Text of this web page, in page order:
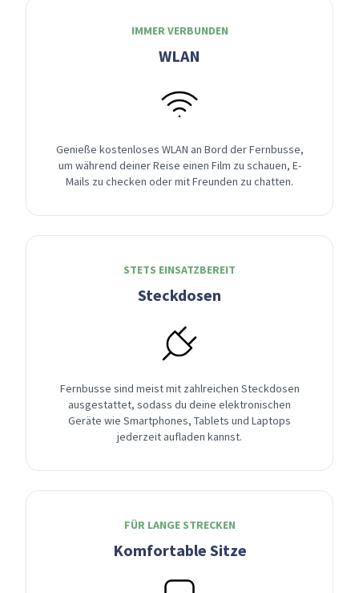
IMMER VERBUNDEN
WLAN
Genieße kostenloses WLAN an Bord der Fernbusse,
um während deiner Reise einen Film zu schauen, E-
Mails zu checken oder mit Freunden zu chatten.
STETS EINSATZBEREIT
Steckdosen
Fernbusse sind meist mit zahlreichen Steckdosen
ausgestattet, sodass du deine elektronischen
Geräte wie Smartphones, Tablets und Laptops
jederzeit aufladen kannst.
FÜR LANGE STRECKEN
Komfortable Sitze